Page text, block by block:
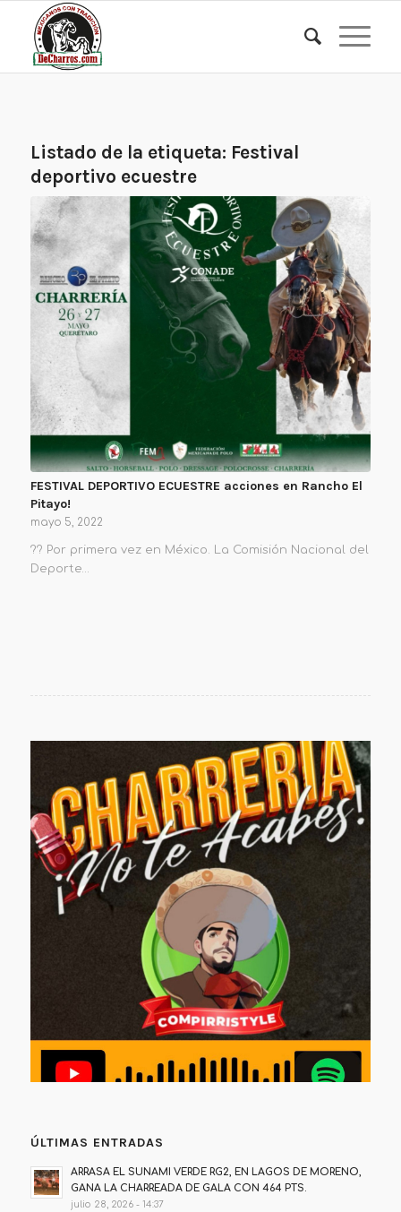
Listado de la etiqueta: Festival
deportivo ecuestre
FESTIVAL DEPORTIVO ECUESTRE acciones en Rancho El
Pitayo!
mayo 5, 2022
?? Por primera vez en México. La Comisión Nacional del
Deporte…
ÚLTIMAS ENTRADAS
ARRASA EL SUNAMI VERDE RG2, EN LAGOS DE MORENO,
GANA LA CHARREADA DE GALA CON 464 PTS.
julio 28, 2026 - 14:37